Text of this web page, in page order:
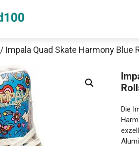
/ Impala Quad Skate Harmony Blue
Die